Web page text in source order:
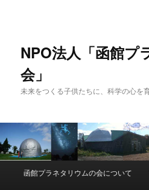
NPO法人「函館プ
会」
未来をつくる子供たちに、科学の心を
メ
サ
函館プラネタリウムの会について